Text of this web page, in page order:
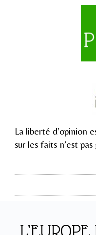
La liberté d’opinion
sur les faits n’est